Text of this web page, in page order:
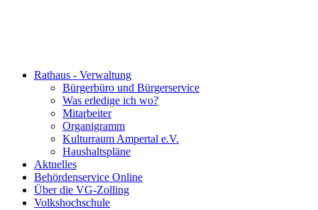
Rathaus - Verwaltung
Bürgerbüro und Bürgerservice
Was erledige ich wo?
Mitarbeiter
Organigramm
Kulturraum Ampertal e.V.
Haushaltspläne
Aktuelles
Behördenservice Online
Über die VG-Zolling
Volkshochschule